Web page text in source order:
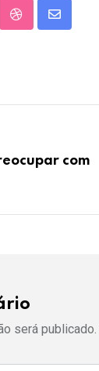
StumbleUpon
Share
com
será publicado.